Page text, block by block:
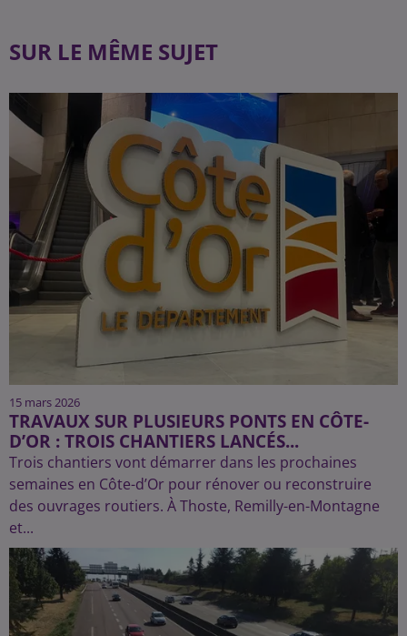
SUR LE MÊME SUJET
15 mars 2026
TRAVAUX SUR PLUSIEURS PONTS EN CÔTE-
D’OR : TROIS CHANTIERS LANCÉS...
Trois chantiers vont démarrer dans les prochaines
semaines en Côte-d’Or pour rénover ou reconstruire
des ouvrages routiers. À Thoste, Remilly-en-Montagne
et...